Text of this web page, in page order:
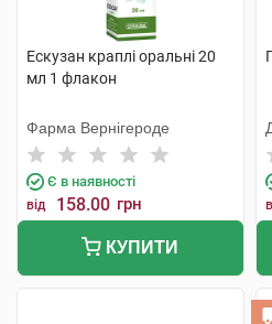
Ескузан краплі оральні 20
мл 1 флакон
Фарма Вернігероде
Є в наявності
від 158.00 грн
КУПИТИ